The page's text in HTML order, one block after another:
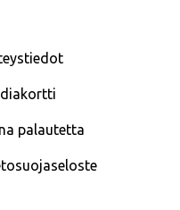
palautetta